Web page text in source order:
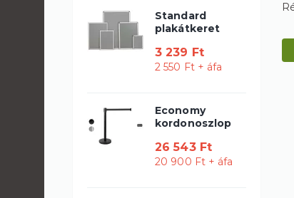
Standard
plakátkeret
3 239 Ft
2 550 Ft + áfa
Economy
kordonoszlop
26 543 Ft
20 900 Ft + áfa